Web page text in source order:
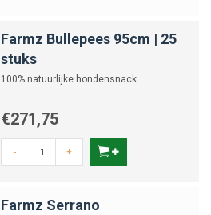
Farmz Bullepees 95cm | 25
stuks
100% natuurlijke hondensnack
€271,75
- +
Farmz Serrano